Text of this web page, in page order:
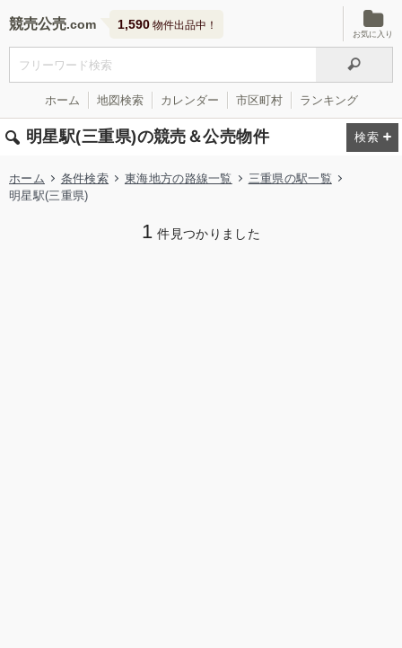
競売公売 1,590 物件出品中！
お気に入り
ホーム 地図検索 カレンダー 市区町村 ランキング
明星駅(三重県)の競売＆公売物件
ホーム 条件検索 東海地方の路線一覧
三重県の駅一覧
明星駅(三重県)
1 件見つかりました